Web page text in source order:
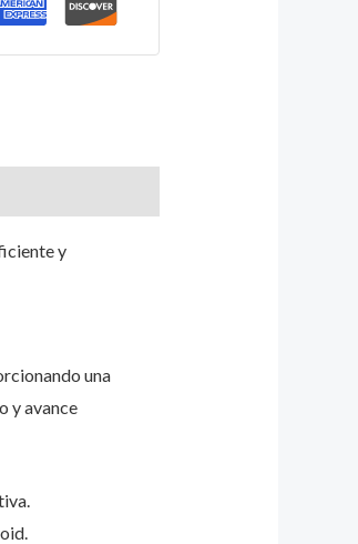
y
una
y avance